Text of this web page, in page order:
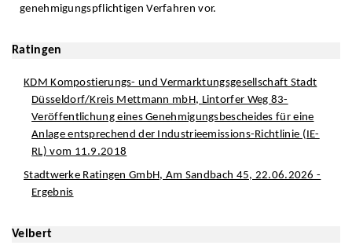
genehmigungspflichtigen Verfahren vor.
Ratingen
KDM Kompostierungs- und Vermarktungsgesellschaft Stadt
Düsseldorf/Kreis Mettmann mbH, Lintorfer Weg 83-
Veröffentlichung eines Genehmigungsbescheides für eine
Anlage entsprechend der Industrieemissions-Richtlinie (IE-
RL) vom 11.9.2018
Stadtwerke Ratingen GmbH, Am Sandbach 45, 22.06.2026 -
Ergebnis
Velbert